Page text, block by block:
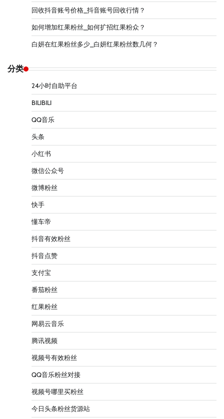
回收抖音账号价格_抖音账号回收行情？
如何增加红果粉丝_如何扩招红果粉众？
白妍在红果粉丝多少_白妍红果粉丝数几何？
分类
24小时自助平台
BILIBILI
QQ音乐
头条
小红书
微信公众号
微博粉丝
快手
懂车帝
抖音有效粉丝
抖音点赞
支付宝
番茄粉丝
红果粉丝
网易云音乐
腾讯视频
视频号有效粉丝
QQ音乐粉丝对接
视频号哪里买粉丝
今日头条粉丝货源站